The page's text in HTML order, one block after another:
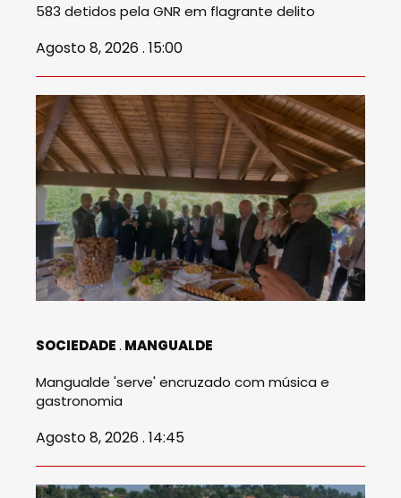
583 detidos pela GNR em flagrante delito
Agosto 8, 2026 . 15:00
SOCIEDADE MANGUALDE
Mangualde 'serve' encruzado com música e
gastronomia
Agosto 8, 2026 . 14:45